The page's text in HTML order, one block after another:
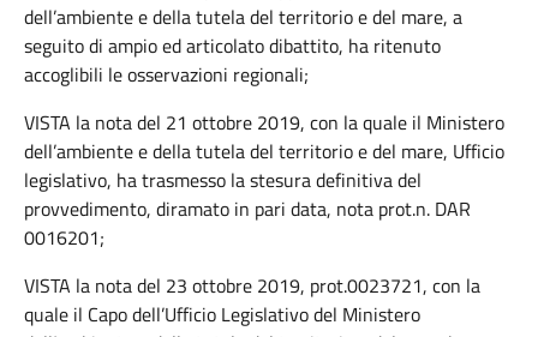
dell’ambiente e della tutela del territorio e del mare, a
seguito di ampio ed articolato dibattito, ha ritenuto
accoglibili le osservazioni regionali;
VISTA la nota del 21 ottobre 2019, con la quale il Ministero
dell’ambiente e della tutela del territorio e del mare, Ufficio
legislativo, ha trasmesso la stesura definitiva del
provvedimento, diramato in pari data, nota prot.n. DAR
0016201;
VISTA la nota del 23 ottobre 2019, prot.0023721, con la
quale il Capo dell’Ufficio Legislativo del Ministero